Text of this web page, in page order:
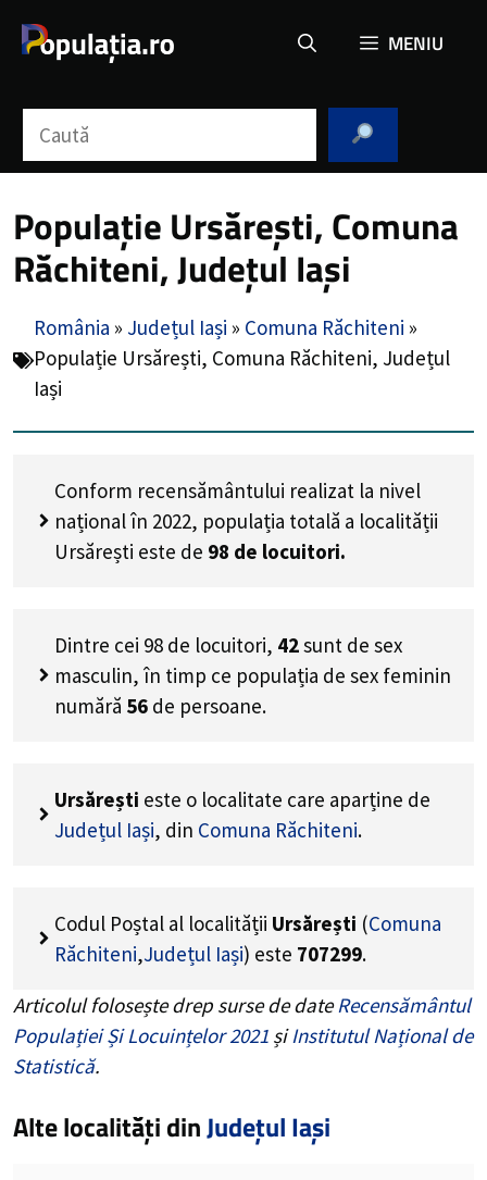
MENIU
Populație Ursărești, Comuna
Răchiteni, Județul Iași
România » Județul Iași » Comuna Răchiteni »
Populație Ursărești, Comuna Răchiteni, Județul
Iași
Conform recensământului realizat la nivel
național în 2022, populația totală a localității
Ursărești este de 98 de locuitori.
Dintre cei 98 de locuitori, 42sunt de sex
masculin, în timp ce populația de sex feminin
numără 56 de persoane.
Ursărești este o localitate care aparține de
Județul Iași, din Comuna Răchiteni.
Codul Poștal al localității Ursărești (Comuna
Răchiteni,Județul Iași) este 707299.
Articolul folosește drep surse de dateRecensământul
Populației Și Locuințelor 2021 șiInstitutul Național de
Statistică.
Alte localități dinJudețul Iași